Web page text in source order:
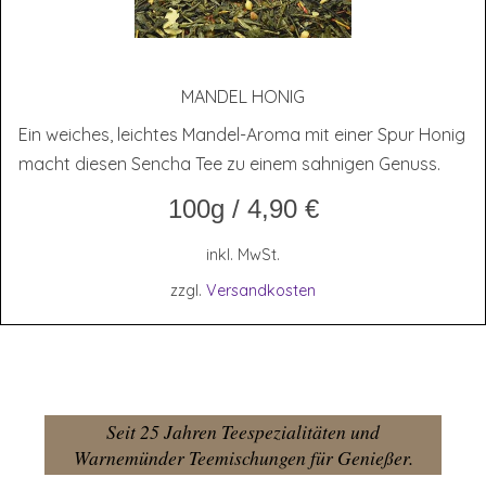
MAN­DEL HONIG
Ein weiches, leichtes Mandel-Aroma mit einer Spur Honig
macht diesen Sencha Tee zu einem sahnigen Genuss.
100g / 4,90 €
inkl. MwSt.
zzgl. Versandkosten
Seit 25 Jahren Teespezialitäten und
Warnemünder Teemischungen für Genießer.